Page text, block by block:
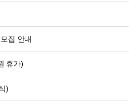
집 안내
휴가)
)